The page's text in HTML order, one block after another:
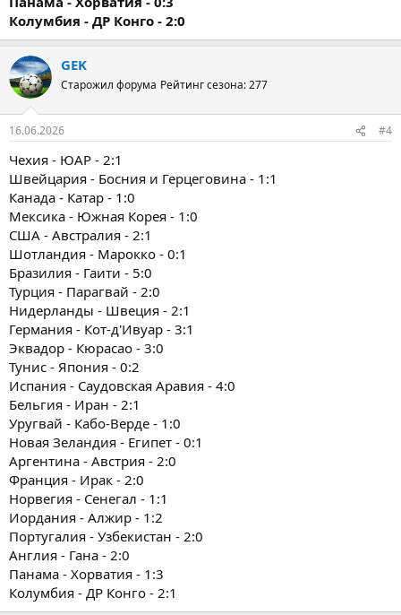
Колумбия - ДР Конго - 2:0
GEK
Старожил форума Рейтинг сезона: 277
16.06.2026 #4
Чехия - ЮАР - 2:1
Швейцария - Босния и Герцеговина - 1:1
Канада - Катар - 1:0
Мексика - Южная Корея - 1:0
США - Австралия - 2:1
Шотландия - Марокко - 0:1
Бразилия - Гаити - 5:0
Турция - Парагвай - 2:0
Нидерланды - Швеция - 2:1
Германия - Кот-д'Ивуар - 3:1
Эквадор - Кюрасао - 3:0
Тунис - Япония - 0:2
Испания - Саудовская Аравия - 4:0
Бельгия - Иран - 2:1
Уругвай - Кабо-Верде - 1:0
Новая Зеландия - Египет - 0:1
Аргентина - Австрия - 2:0
Франция - Ирак - 2:0
Норвегия - Сенегал - 1:1
Иордания - Алжир - 1:2
Португалия - Узбекистан - 2:0
Англия - Гана - 2:0
Панама - Хорватия - 1:3
Колумбия - ДР Конго - 2:1